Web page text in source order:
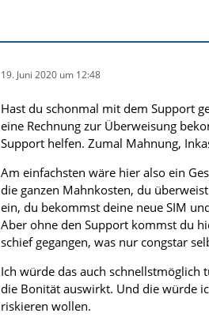
19. Juni 2020 um 12:48
Hast du schonmal mit dem Support
eine Rechnung zur Überweisung
Support helfen. Zumal Mahnung,
Am einfachsten wäre hier also ein
die ganzen Mahnkosten, du
ein, du bekommst deine neue SIM
Aber ohne den Support kommst du
schief gegangen, was nur congstar
Ich würde das auch schnellstmöglich
die Bonität auswirkt. Und die würde
riskieren wollen.